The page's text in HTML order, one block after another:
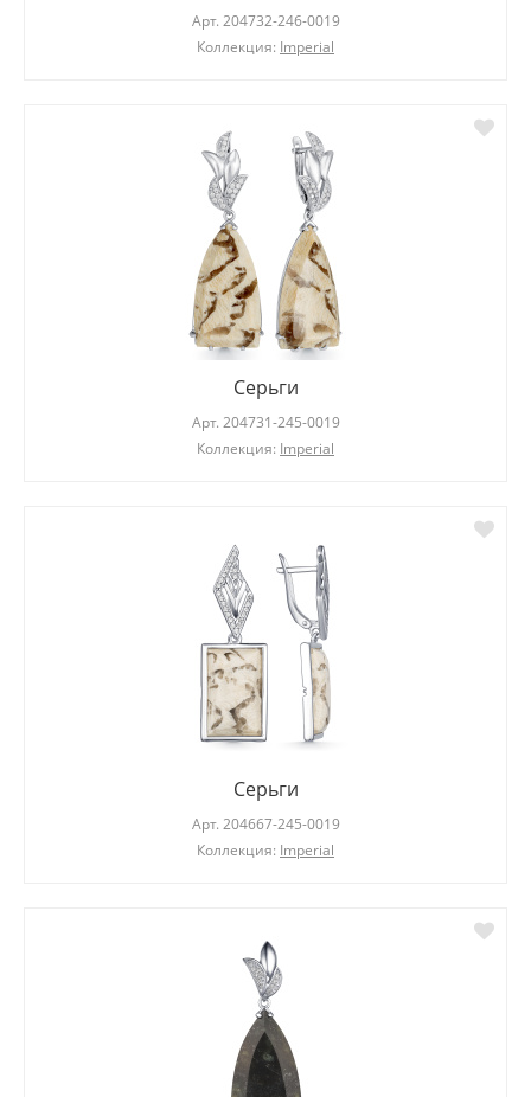
Арт. 204732-246-0019
Коллекция: Imperial
Серьги
Арт. 204731-245-0019
Коллекция: Imperial
Серьги
Арт. 204667-245-0019
Коллекция: Imperial